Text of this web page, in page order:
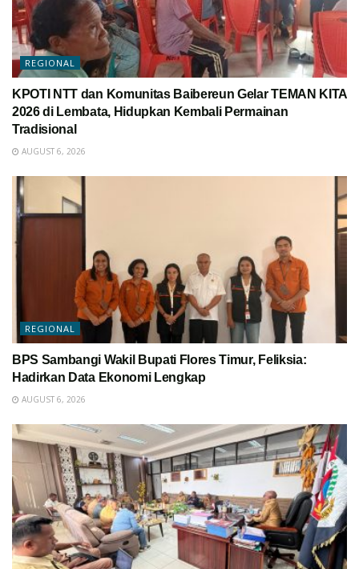
REGIONAL
KPOTI NTT dan Komunitas Baibereun Gelar TEMAN KITA
2026 di Lembata, Hidupkan Kembali Permainan
Tradisional
AUGUST 6, 2026
REGIONAL
BPS Sambangi Wakil Bupati Flores Timur, Feliksia:
Hadirkan Data Ekonomi Lengkap
AUGUST 6, 2026